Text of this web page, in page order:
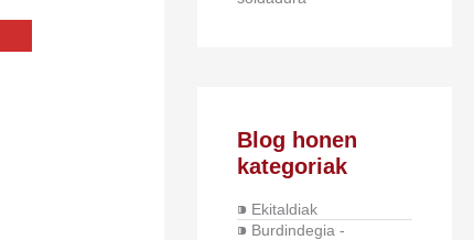
Blog honen
kategoriak
⁍ Ekitaldiak
⁍ Burdindegia -